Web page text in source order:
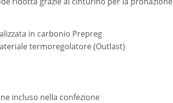
in carbonio Prepreg
termoregolatore (Outlast)
incluso nella confezione